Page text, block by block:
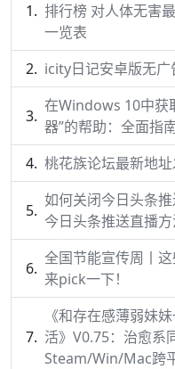
排行榜 对人体无害
一览表
icity日记安卓版无广
在Windows 10中获
器”的帮助：全面指
桃花族论坛最新地
如何关闭今日头条
今日头条推送直播方
全国节能宣传周丨
来pick一下！
《和存在感薄弱妹
活》V0.75：治愈系
Steam/Win/Mac跨